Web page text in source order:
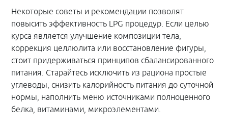
Некоторые советы и рекомендации позволят
повысить эффективность LPG процедур. Если целью
курса является улучшение композиции тела,
коррекция целлюлита или восстановление фигуры,
стоит придерживаться принципов сбалансированного
питания. Старайтесь исключить из рациона простые
углеводы, снизить калорийность питания до суточной
нормы, наполнить меню источниками полноценного
белка, витаминами, микроэлементами.